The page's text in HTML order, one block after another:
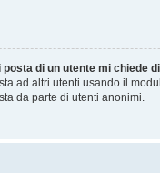
di un utente mi chiede
ad altri utenti usando il
da parte di utenti anonimi.